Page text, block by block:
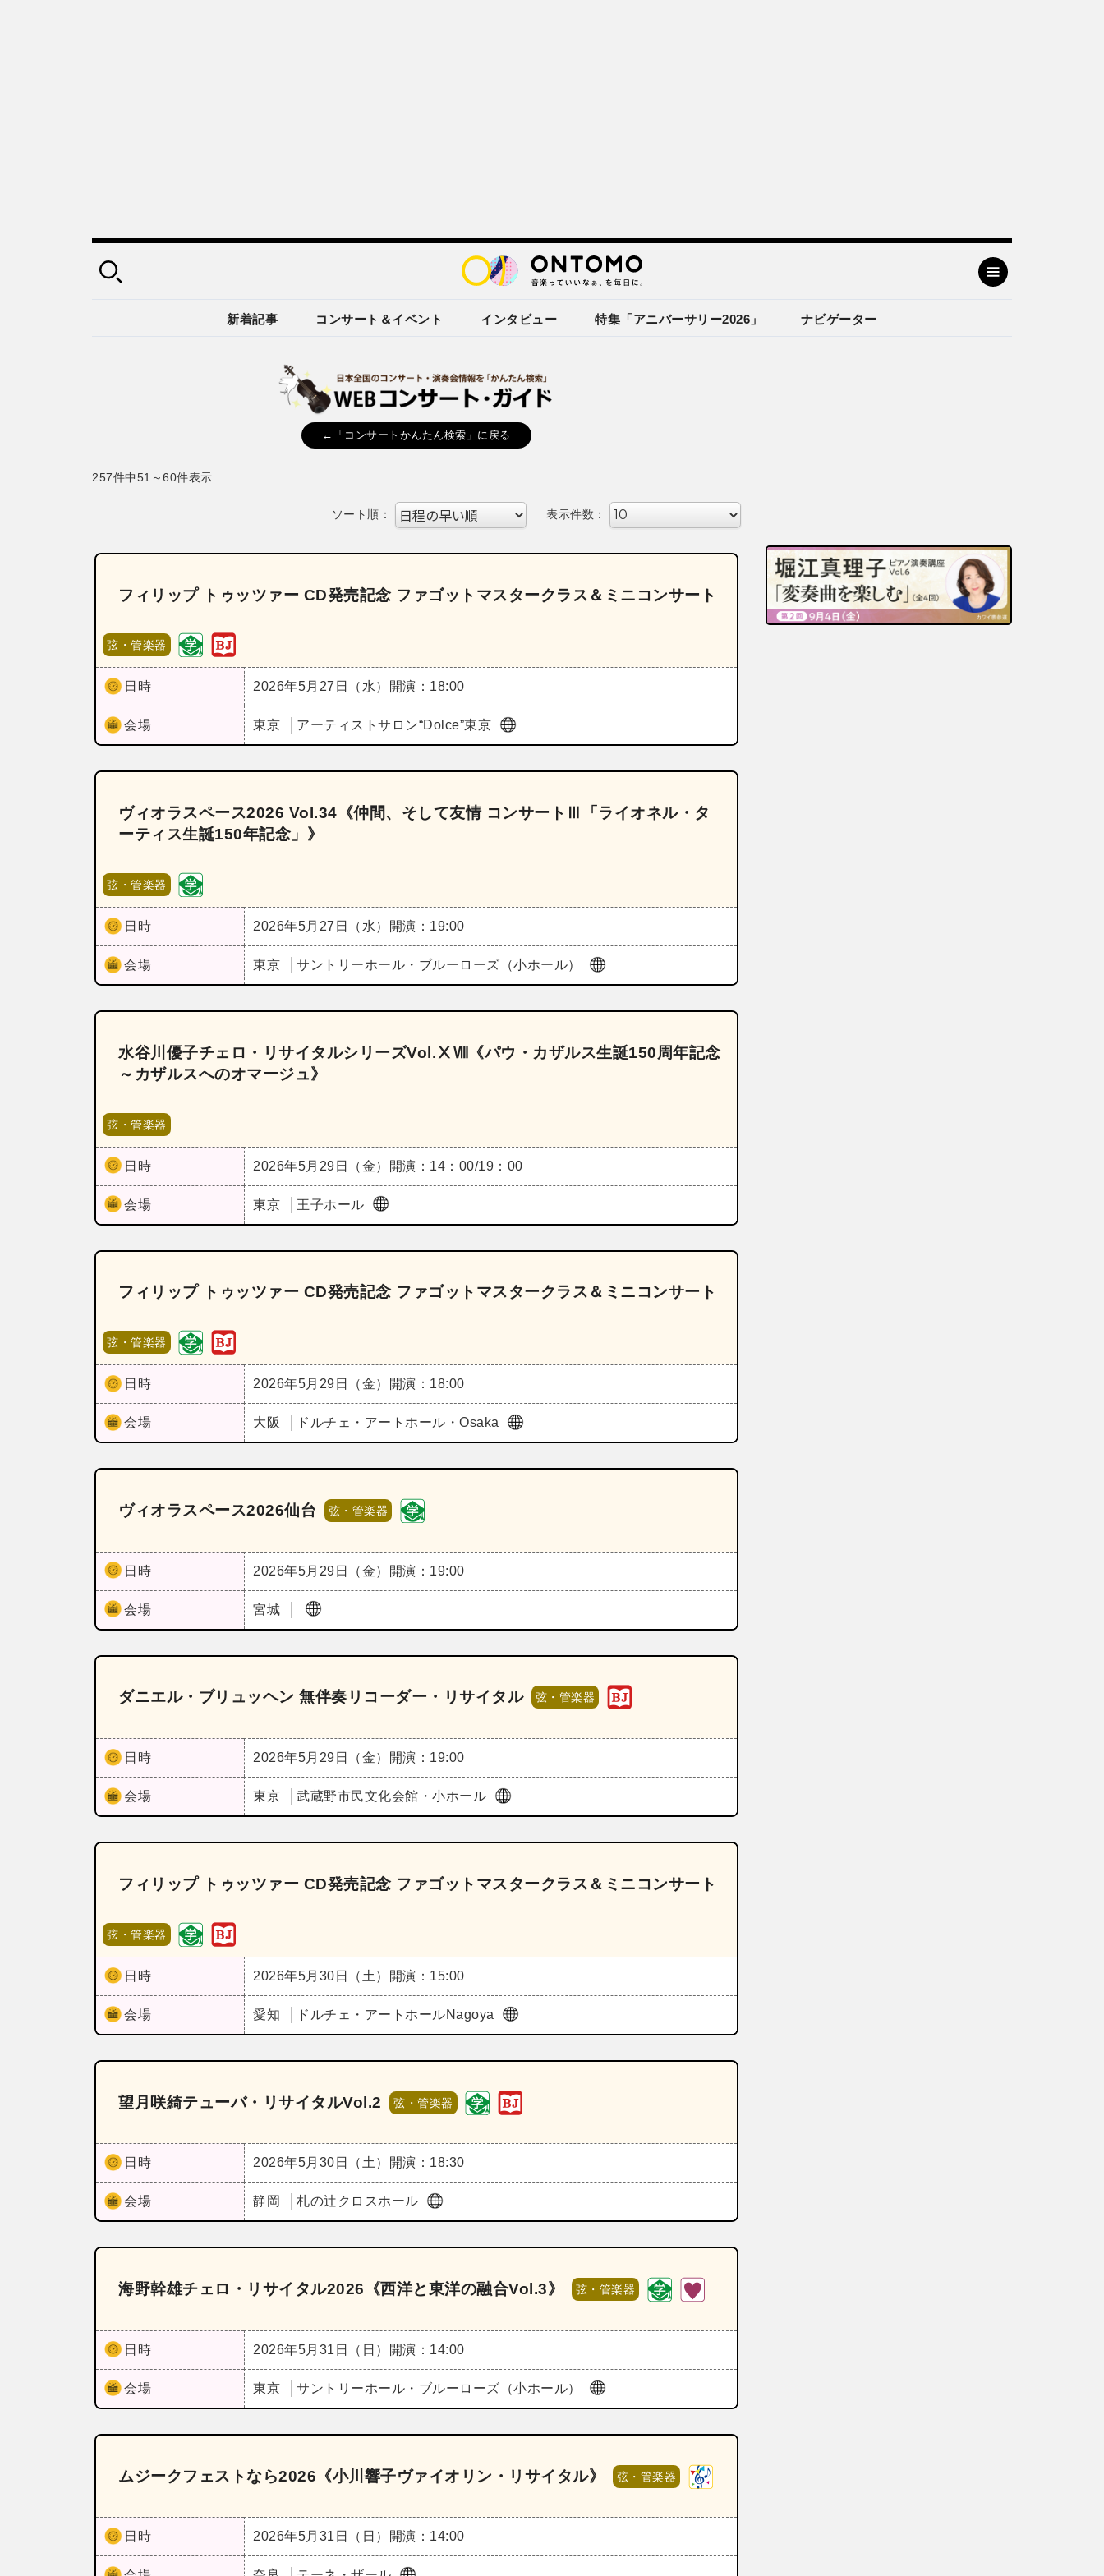
新着記事 コンサート＆イベント インタビュー 特集「アニバーサリー2026」 ナビゲーター
←「コンサートかんたん検索」に戻る
257件中51～60件表示
ソート順： 表示件数：
フィリップ トゥッツァー CD発売記念 ファゴットマスタークラス＆ミニコンサート
弦・管楽器
日時 2026年5月27日（水） 開演：18:00
会場 東京 アーティストサロン“Dolce”東京
ヴィオラスペース2026 Vol.34《仲間、そして友情 コンサートⅢ「ライオネル・タ
ーティス生誕150年記念」》
弦・管楽器
日時 2026年5月27日（水） 開演：19:00
会場 東京 サントリーホール・ブルーローズ（小ホール）
水谷川優子チェロ・リサイタルシリーズVol.ⅩⅧ《パウ・カザルス生誕150周年記念
～カザルスへのオマージュ》
弦・管楽器
日時 2026年5月29日（金） 開演：14：00/19：00
会場 東京 王子ホール
フィリップ トゥッツァー CD発売記念 ファゴットマスタークラス＆ミニコンサート
弦・管楽器
日時 2026年5月29日（金） 開演：18:00
会場 大阪 ドルチェ・アートホール・Osaka
ヴィオラスペース2026仙台 弦・管楽器
日時 2026年5月29日（金） 開演：19:00
会場 宮城
ダニエル・ブリュッヘン 無伴奏リコーダー・リサイタル 弦・管楽器
日時 2026年5月29日（金） 開演：19:00
会場 東京 武蔵野市民文化会館・小ホール
フィリップ トゥッツァー CD発売記念 ファゴットマスタークラス＆ミニコンサート
弦・管楽器
日時 2026年5月30日（土） 開演：15:00
会場 愛知 ドルチェ・アートホールNagoya
望月咲綺テューバ・リサイタルVol.2 弦・管楽器
日時 2026年5月30日（土） 開演：18:30
会場 静岡 札の辻クロスホール
海野幹雄チェロ・リサイタル2026《西洋と東洋の融合Vol.3》 弦・管楽器
日時 2026年5月31日（日） 開演：14:00
会場 東京 サントリーホール・ブルーローズ（小ホール）
ムジークフェストなら2026《小川響子ヴァイオリン・リサイタル》 弦・管楽器
日時 2026年5月31日（日） 開演：14:00